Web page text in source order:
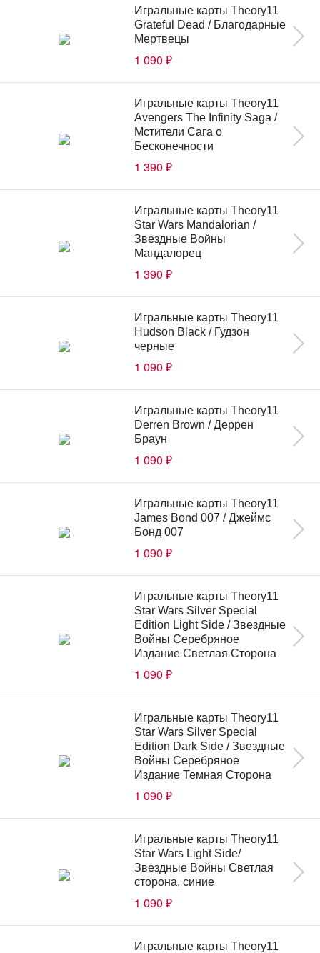
Игральные карты Theory11
Grateful Dead / Благодарные
Мертвецы
1 090 ₽
Игральные карты Theory11
Avengers The Infinity Saga /
Мстители Сага о
Бесконечности
1 390 ₽
Игральные карты Theory11
Star Wars Mandalorian /
Звездные Войны
Мандалорец
1 390 ₽
Игральные карты Theory11
Hudson Black / Гудзон
черные
1 090 ₽
Игральные карты Theory11
Derren Brown / Деррен
Браун
1 090 ₽
Игральные карты Theory11
James Bond 007 / Джеймс
Бонд 007
1 090 ₽
Игральные карты Theory11
Star Wars Silver Special
Edition Light Side / Звездные
Войны Серебряное
Издание Светлая Сторона
1 090 ₽
Игральные карты Theory11
Star Wars Silver Special
Edition Dark Side / Звездные
Войны Серебряное
Издание Темная Сторона
1 090 ₽
Игральные карты Theory11
Star Wars Light Side/
Звездные Войны Светлая
сторона, синие
1 090 ₽
Игральные карты Theory11